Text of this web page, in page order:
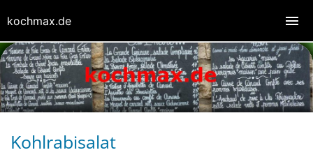
Kohlrabisalat
kochmax.de